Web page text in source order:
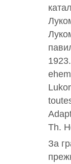
Th.
За